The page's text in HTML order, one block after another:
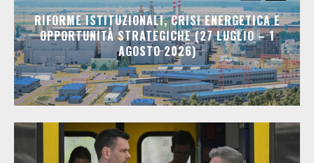
RIFORME ISTITUZIONALI, CRISI ENERGETICA E
OPPORTUNITÀ STRATEGICHE (27 LUGLIO – 1
AGOSTO 2026)